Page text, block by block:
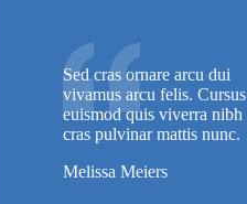
Sed cras ornare arcu dui
vivamus arcu felis. Cursus
euismod quis viverra nibh
cras pulvinar mattis nunc.
Melissa Meiers